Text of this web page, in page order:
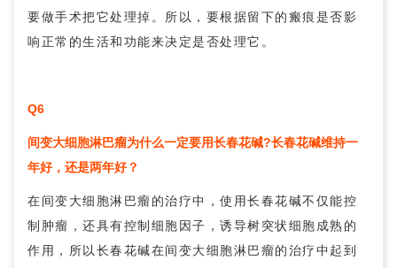
要做手术把它处理掉。所以，要根据留下的瘢痕是否影
响正常的生活和功能来决定是否处理它。
Q6
间变大细胞淋巴瘤为什么一定要用长春花碱?长春花碱维持一
年好，还是两年好？
在间变大细胞淋巴瘤的治疗中，使用长春花碱不仅能控
制肿瘤，还具有控制细胞因子，诱导树突状细胞成熟的
作用，所以长春花碱在间变大细胞淋巴瘤的治疗中起到